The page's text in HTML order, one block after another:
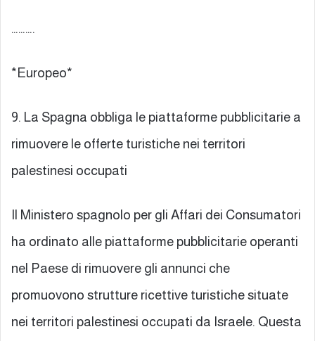
……….
*Europeo*
9. La Spagna obbliga le piattaforme pubblicitarie a
rimuovere le offerte turistiche nei territori
palestinesi occupati
Il Ministero spagnolo per gli Affari dei Consumatori
ha ordinato alle piattaforme pubblicitarie operanti
nel Paese di rimuovere gli annunci che
promuovono strutture ricettive turistiche situate
nei territori palestinesi occupati da Israele. Questa